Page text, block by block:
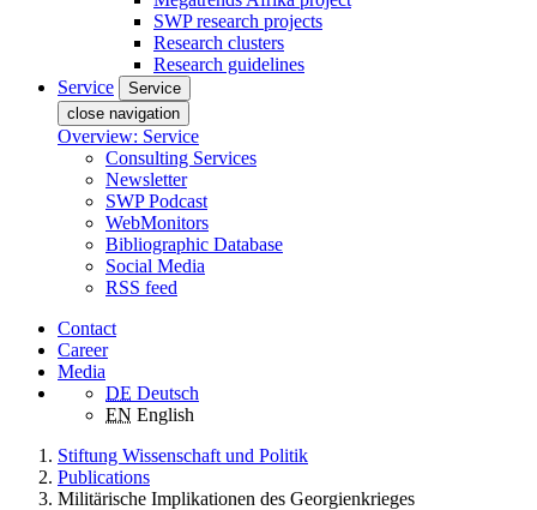
SWP research projects
Research clusters
Research guidelines
Service
Service
close navigation
Overview: Service
Consulting Services
Newsletter
SWP Podcast
WebMonitors
Bibliographic Database
Social Media
RSS feed
Contact
Career
Media
DE Deutsch
EN English
Stiftung Wissenschaft und Politik
Publications
Militärische Implikationen des Georgienkrieges